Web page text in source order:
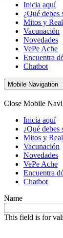
Inicia aquí
¿Qué debes
Mitos y
Vacunación
Novedades
VePe Ache
Encuentra
Chatbot
Mobile Navigation
Close Mobile
Inicia aquí
¿Qué debes
Mitos y
Vacunación
Novedades
VePe Ache
Encuentra
Chatbot
Name
This field is for